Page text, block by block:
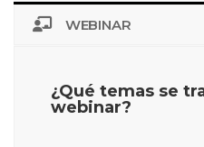
WEBINAR
¿Qué temas se
webinar?